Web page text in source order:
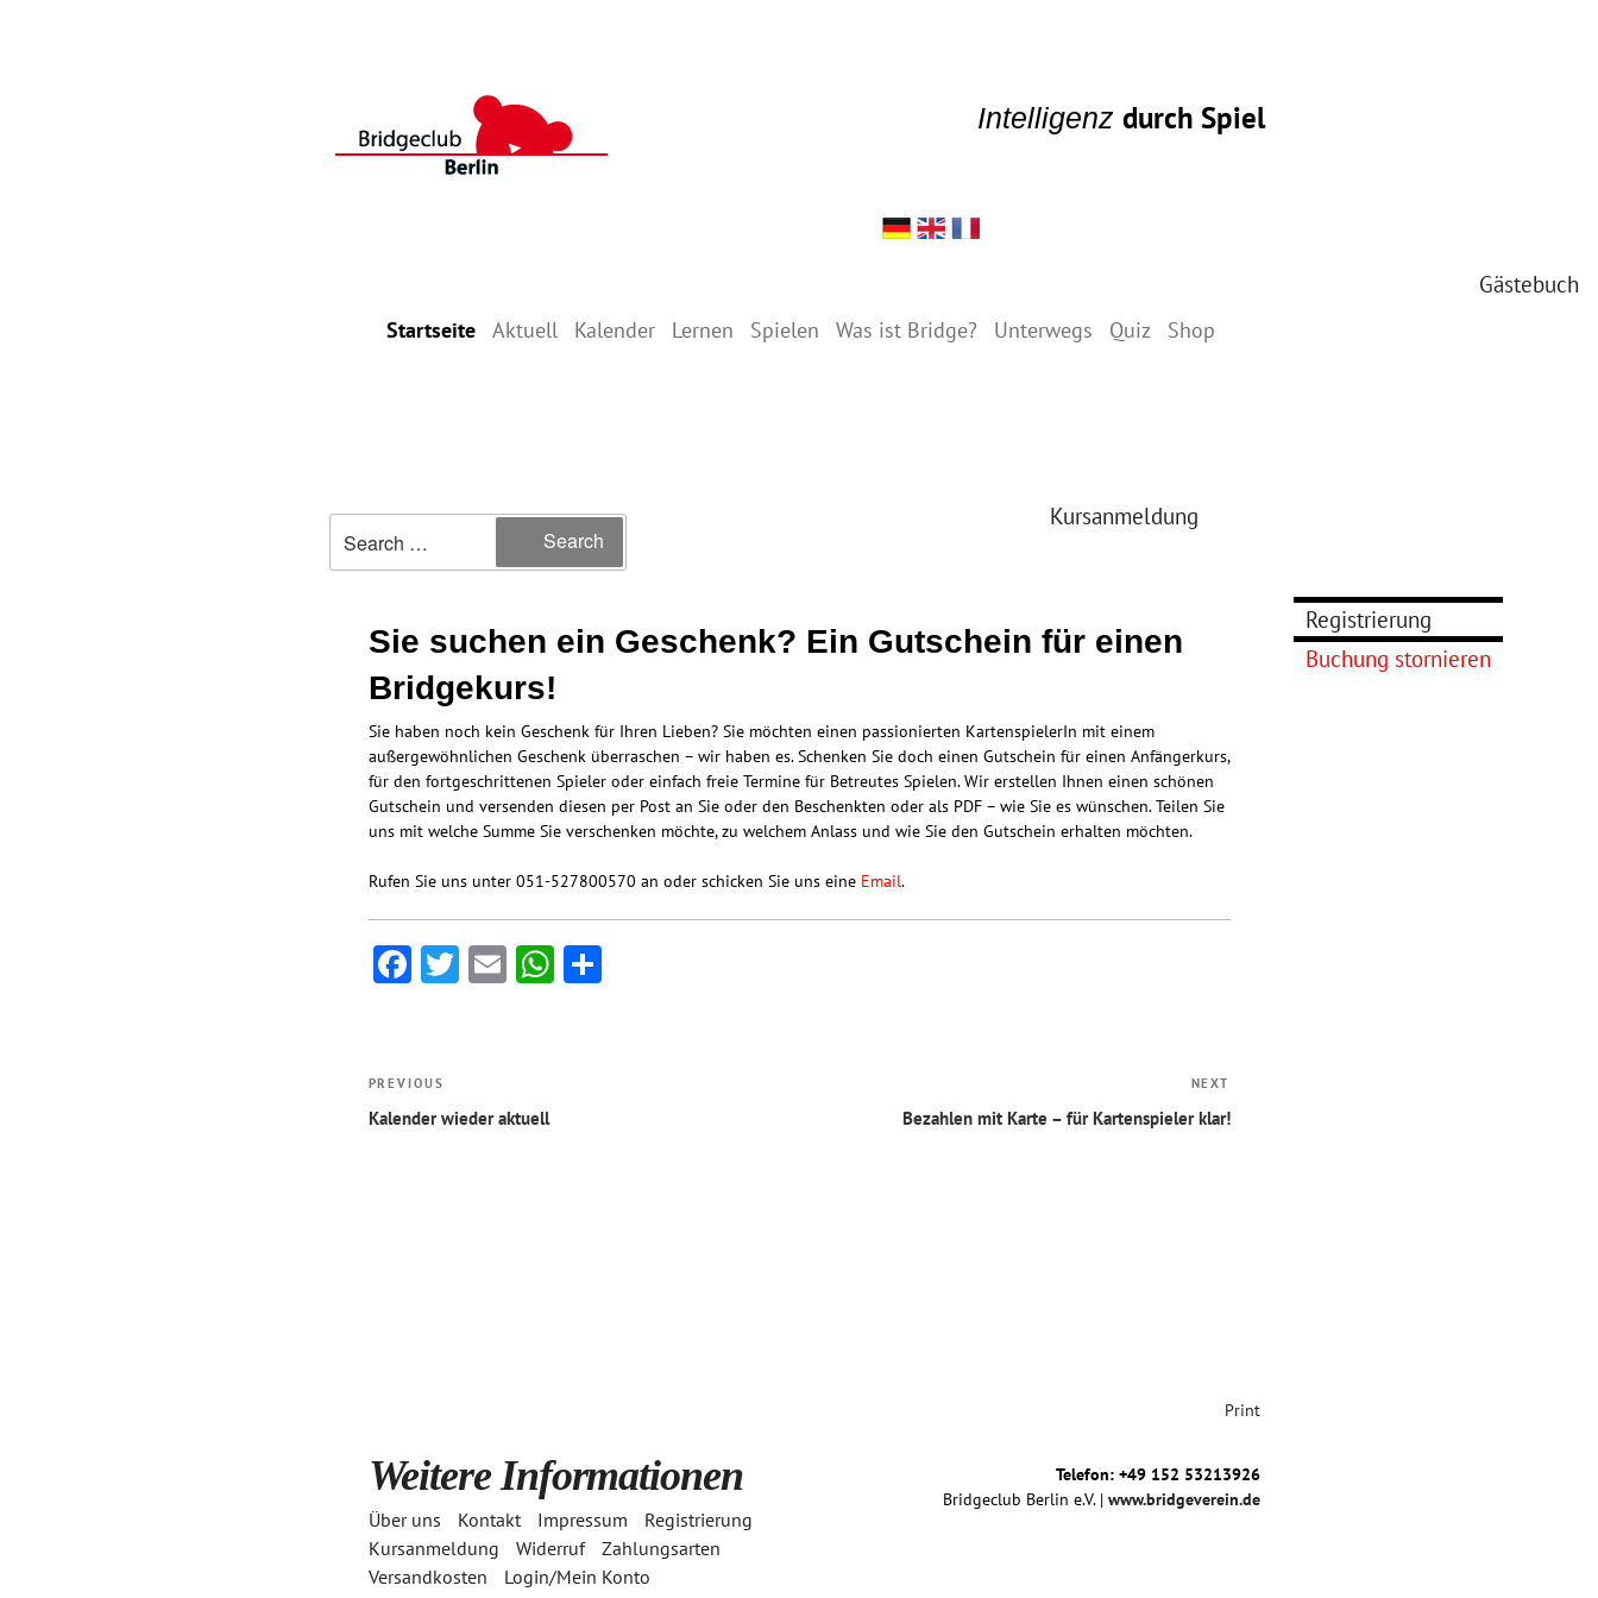
Gästebuch
Kursanmeldung
Registrierung
Buchung stornieren
Startseite Aktuell Kalender Lernen Spielen Was ist Bridge? Unterwegs Quiz Shop
Sie suchen ein Geschenk? Ein Gutschein für einen
Bridgekurs!
Sie haben noch kein Geschenk für Ihren Lieben? Sie möchten einen passionierten KartenspielerIn mit einem
außergewöhnlichen Geschenk überraschen – wir haben es. Schenken Sie doch einen Gutschein für einen Anfängerkurs,
für den fortgeschrittenen Spieler oder einfach freie Termine für Betreutes Spielen. Wir erstellen Ihnen einen schönen
Gutschein und versenden diesen per Post an Sie oder den Beschenkten oder als PDF – wie Sie es wünschen. Teilen Sie
uns mit welche Summe Sie verschenken möchte, zu welchem Anlass und wie Sie den Gutschein erhalten möchten.
Rufen Sie uns unter 051-527800570 an oder schicken Sie uns eine Email.
Facebook
Twitter
EmailWhatsApp
Teilen
Beitragsnavigation
Previous
Post
PREVIOUS
Kalender wieder aktuell
Post
NEXT
Bezahlen mit Karte – für Kartenspieler klar!
Intelligenz durch Spiel
Weitere Informationen
Über uns Kontakt Impressum
Registrierung
Kursanmeldung
Widerruf
Zahlungsarten
Versandkosten
Login/Mein Konto
Print
Search
Telefon: +49 152 53213926
Bridgeclub Berlin e.V. | www.bridgeverein.de